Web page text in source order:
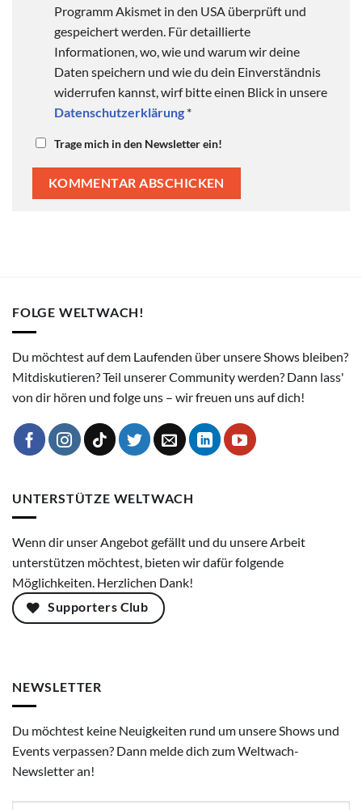
Programm Akismet in den USA überprüft und
gespeichert werden. Für detaillierte
Informationen, wo, wie und warum wir deine
Daten speichern und wie du dein Einverständnis
widerrufen kannst, wirf bitte einen Blick in unsere
Datenschutzerklärung *
Trage mich in den Newsletter ein!
FOLGE WELTWACH!
Du möchtest auf dem Laufenden über unsere Shows bleiben?
Mitdiskutieren? Teil unserer Community werden? Dann lass'
von dir hören und folge uns – wir freuen uns auf dich!
UNTERSTÜTZE WELTWACH
Wenn dir unser Angebot gefällt und du unsere Arbeit
unterstützen möchtest, bieten wir dafür folgende
Möglichkeiten. Herzlichen Dank!
Supporters Club
NEWSLETTER
Du möchtest keine Neuigkeiten rund um unsere Shows und
Events verpassen? Dann melde dich zum Weltwach-
Newsletter an!